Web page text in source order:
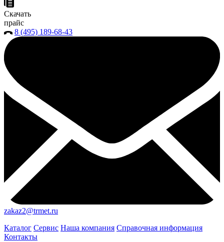
Скачать
прайс
8 (495) 189-68-43
zakaz2@trmet.ru
Каталог Сервис Наша компания Справочная информация
Контакты